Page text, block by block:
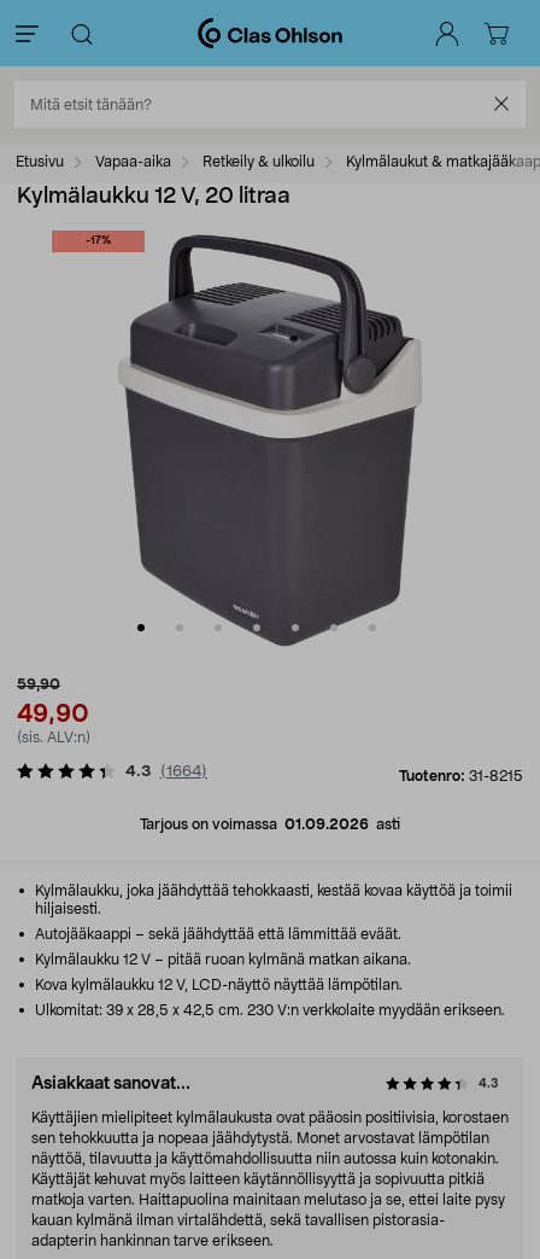
Etusivu Vapaa-aika Retkeily & ulkoilu Kylmälaukut &
Kylmälaukku 12 V, 20 litraa
-17%
59,90
49,90
(sis. ALV:n)
Tuotenro: 31-8215
4.3 (1664)
Tarjous on voimassa 01.09.2026 asti
Kylmälaukku, joka jäähdyttää tehokkaasti, kestää kovaa käyttöä ja toimii
hiljaisesti.
Autojääkaappi – sekä jäähdyttää että lämmittää eväät.
Kylmälaukku 12 V – pitää ruoan kylmänä matkan aikana.
Kova kylmälaukku 12 V, LCD-näyttö näyttää lämpötilan.
Ulkomitat: 39 x 28,5 x 42,5 cm. 230 V:n verkkolaite myydään erikseen.
Asiakkaat sanovat... 4.3
Käyttäjien mielipiteet kylmälaukusta ovat pääosin positiivisia, korostaen
sen tehokkuutta ja nopeaa jäähdytystä. Monet arvostavat lämpötilan
näyttöä, tilavuutta ja käyttömahdollisuutta niin autossa kuin kotonakin.
Käyttäjät kehuvat myös laitteen käytännöllisyyttä ja sopivuutta pitkiä
matkoja varten. Haittapuolina mainitaan melutaso ja se, ettei laite pysy
kauan kylmänä ilman virtalähdettä, sekä tavallisen pistorasia-
adapterin hankinnan tarve erikseen.